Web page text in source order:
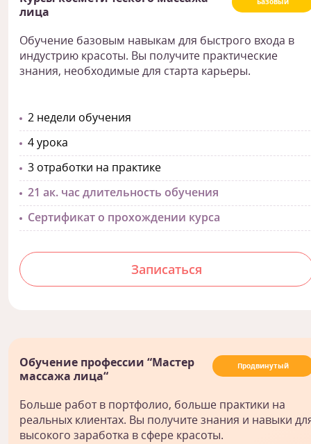
лица
Обучение базовым навыкам для быстрого входа в
индустрию красоты. Вы получите практические
знания, необходимые для старта карьеры.
2 недели обучения
4 урока
3 отработки на практике
21 ак. час длительность обучения
Сертификат о прохождении курса
Записаться
Продвинутый
Обучение профессии “Мастер
массажа лица“
Больше работ в портфолио, больше практики на
реальных клиентах. Вы получите знания и навыки
высокого заработка в сфере красоты.